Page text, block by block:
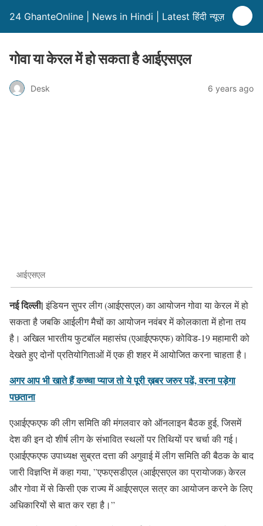
24 GhanteOnline | News in Hindi | Latest हिंदी न्यूज़
गोवा या केरल में हो सकता है आईएसएल
Desk 6 years ago
आईएसएल
नई दिल्ली|इंडियन सुपर लीग (आईएसएल) का आयोजन गोवा या केरल में हो
सकता है जबकि आईलीग मैचों का आयोजन नवंबर में कोलकाता में होना तय
है। अखिल भारतीय फुटबॉल महासंघ (एआईएफएफ) कोविड-19 महामारी को
देखते हुए दोनों प्रतियोगिताओं में एक ही शहर में आयोजित करना चाहता है।
अगर आप भी खाते हैं कच्चा प्याज तो ये पूरी ख़बर जरुर पढें, वरना पड़ेगा
पछताना
एआईएफएफ की लीग समिति की मंगलवार को ऑनलाइन बैठक हुई, जिसमें
देश की इन दो शीर्ष लीग के संभावित स्थलों पर तिथियों पर चर्चा की गई।
एआईएफएफ उपाध्यक्ष सुब्रत दत्ता की अगुवाई में लीग समिति की बैठक के बाद
जारी विज्ञप्ति में कहा गया, ”एफएसडीएल (आईएसएल का प्रायोजक) केरल
और गोवा में से किसी एक राज्य में आईएसएल सत्र का आयोजन करने के लिए
अधिकारियों से बात कर रहा है।”